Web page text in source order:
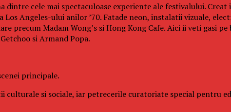
dintre cele mai spectaculoase experiente ale festivalului.
Angeles-ului anilor ’70. Fatade neon, instalatii vizuale,
Madam Wong’s si Hong Kong Cafe. Aici ii veti gasi
si Armand Popa.
principale.
si sociale, iar petrecerile curatoriate special pentru